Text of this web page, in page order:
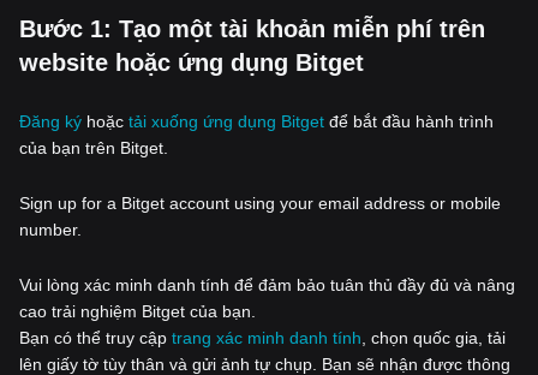
‌Bước 1: Tạo một tài khoản miễn phí trên
website hoặc ứng dụng Bitget
Đăng ký hoặc tải xuống ứng dụng Bitget để bắt đầu hành trình
của bạn trên Bitget.
Sign up for a Bitget account using your email address or mobile
number.
Vui lòng xác minh danh tính để đảm bảo tuân thủ đầy đủ và nâng
cao trải nghiệm Bitget của bạn.
Bạn có thể truy cập trang xác minh danh tính , chọn quốc gia, tải
lên giấy tờ tùy thân và gửi ảnh tự chụp. Bạn sẽ nhận được thông